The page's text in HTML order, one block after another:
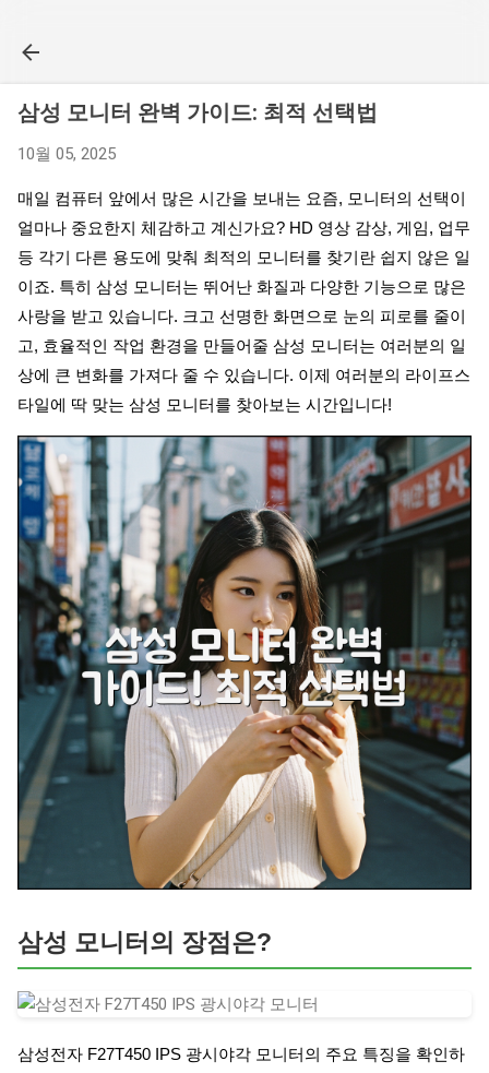
삼성 모니터 완벽 가이드: 최적 선택법
10월 05, 2025
매일 컴퓨터 앞에서 많은 시간을 보내는 요즘, 모니터의 선택이
얼마나 중요한지 체감하고 계신가요? HD 영상 감상, 게임, 업무
등 각기 다른 용도에 맞춰 최적의 모니터를 찾기란 쉽지 않은 일
이죠. 특히 삼성 모니터는 뛰어난 화질과 다양한 기능으로 많은
사랑을 받고 있습니다. 크고 선명한 화면으로 눈의 피로를 줄이
고, 효율적인 작업 환경을 만들어줄 삼성 모니터는 여러분의 일
상에 큰 변화를 가져다 줄 수 있습니다. 이제 여러분의 라이프스
타일에 딱 맞는 삼성 모니터를 찾아보는 시간입니다!
삼성 모니터의 장점은?
삼성전자 F27T450 IPS 광시야각 모니터의 주요 특징을 확인하